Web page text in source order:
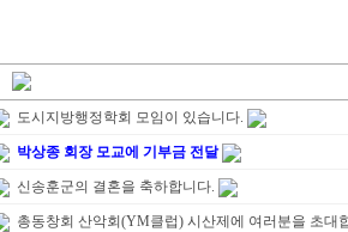
도시지방행정학회 모임이 있습니다.
박상종 회장 모교에 기부금 전달
신송훈군의 결혼을 축하합니다.
총동창회 산악회(YM클럽) 시산제에 여러분을 초대